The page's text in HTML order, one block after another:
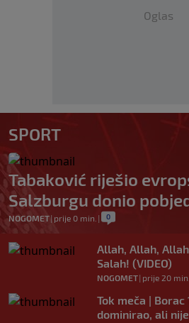
Oglas
SPORT
Tabaković riješio
Salzburgu donio
NOGOMET| prije 0 min. | 0
Allah, Allah,
Salah! (VIDEO)
NOGOMET| prije 20 min.
Tok meča |
dominirao, ali